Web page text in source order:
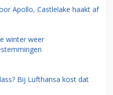
Apollo, Castlelake haakt af
winter weer
Bij Lufthansa kost dat